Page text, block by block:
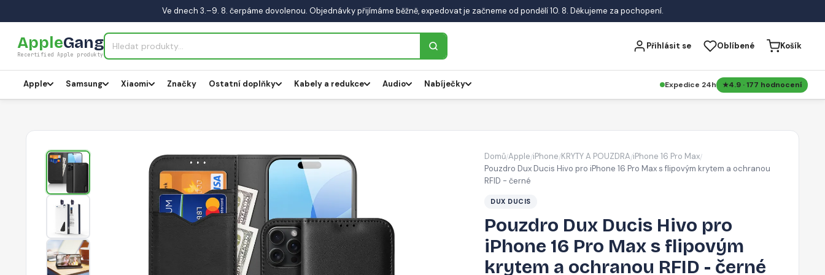
Ve dnech 3.–9. 8. čerpáme dovolenou. Objednávky přijímáme běžně, expedovat je začneme od pondělí 10. 8. Děkujeme za pochopení.
AppleGang
Recertified Apple produkty
Přihlásit se Oblíbené Košík
Apple Samsung Xiaomi Značky Ostatní doplňky Kabely a redukce Audio Nabíječky Expedice 24h 4.9 · 177 hodnocení
Domů/Apple/iPhone/KRYTY A POUZDRA/iPhone 16 Pro Max/
Pouzdro Dux Ducis Hivo pro iPhone 16 Pro Max s flipovým krytem a ochranou
RFID - černé
DUX DUCIS
Pouzdro Dux Ducis Hivo pro
iPhone 16 Pro Max s flipovým
krytem a ochranou RFID - černé